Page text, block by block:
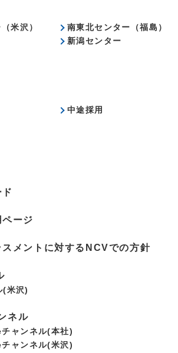
米沢）
南東北センター（福島）
新潟センター
中途採用
ージ
スメントに対するNCVでの方針
(米沢)
ネル
ャンネル(本社)
ャンネル(米沢)